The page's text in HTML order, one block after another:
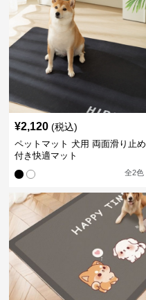
¥2,120 (税込)
ペットマット 犬用 両面滑り止め
付き快適マット
全2色